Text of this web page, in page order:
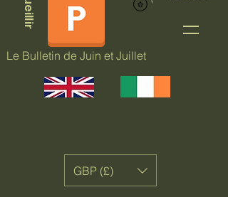
Le Bulletin de Juin et Juillet
GBP (£)